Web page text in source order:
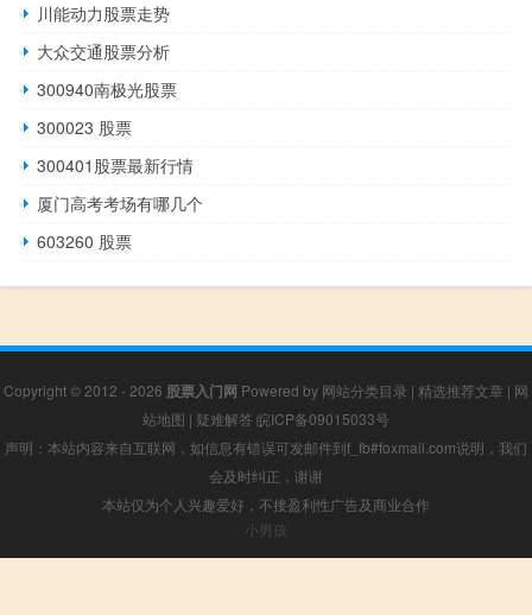
川能动力股票走势
大众交通股票分析
300940南极光股票
300023 股票
300401股票最新行情
厦门高考考场有哪几个
603260 股票
Copyright © 2012 - 2026 股票入门网 Powered by 网站分类目录 | 精选推荐文章 | 网
站地图 | 疑难解答 皖ICP备09015033号
声明：本站内容来自互联网，如信息有错误可发邮件到f_fb#foxmail.com说明，我们
会及时纠正，谢谢
本站仅为个人兴趣爱好，不接盈利性广告及商业合作
小男孩